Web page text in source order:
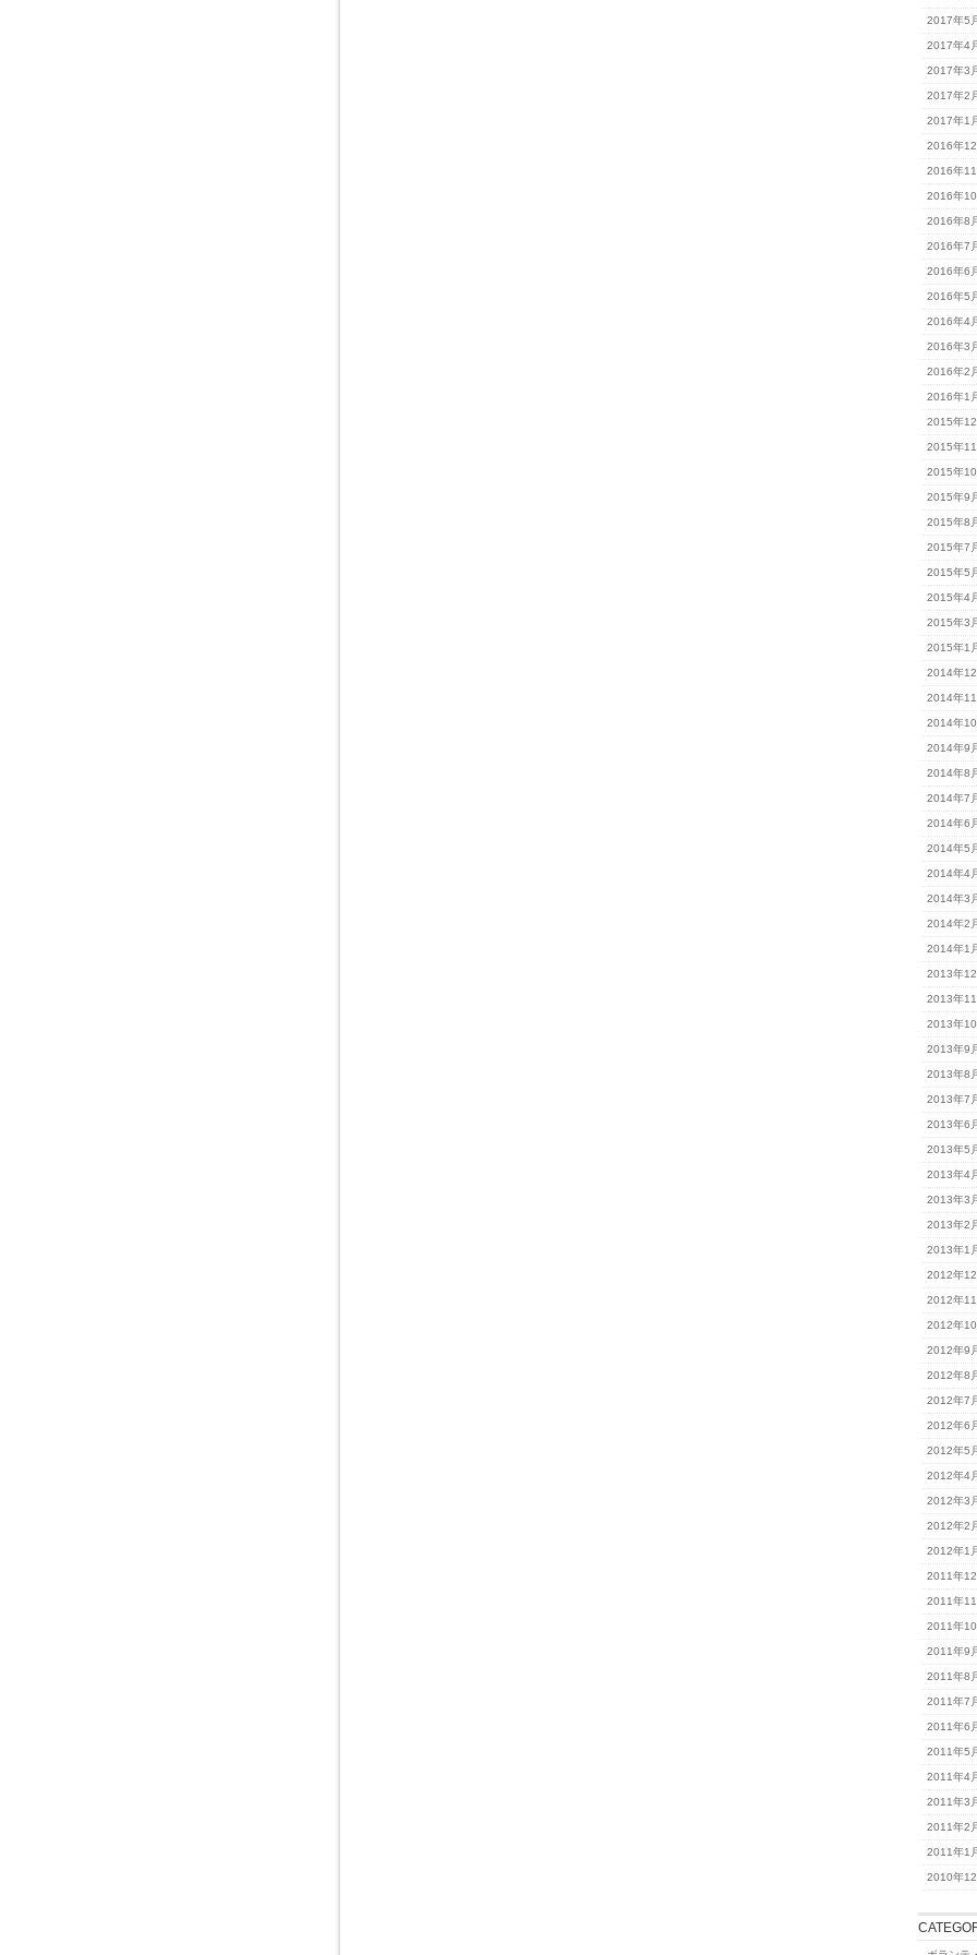
2017年5
2017年4
2017年3
2017年2
2017年1
2016年12
2016年11
2016年10
2016年8
2016年7
2016年6
2016年5
2016年4
2016年3
2016年2
2016年1
2015年12
2015年11
2015年10
2015年9
2015年8
2015年7
2015年5
2015年4
2015年3
2015年1
2014年12
2014年11
2014年10
2014年9
2014年8
2014年7
2014年6
2014年5
2014年4
2014年3
2014年2
2014年1
2013年12
2013年11
2013年10
2013年9
2013年8
2013年7
2013年6
2013年5
2013年4
2013年3
2013年2
2013年1
2012年12
2012年11
2012年10
2012年9
2012年8
2012年7
2012年6
2012年5
2012年4
2012年3
2012年2
2012年1
2011年12
2011年11
2011年10
2011年9
2011年8
2011年7
2011年6
2011年5
2011年4
2011年3
2011年2
2011年1
2010年12